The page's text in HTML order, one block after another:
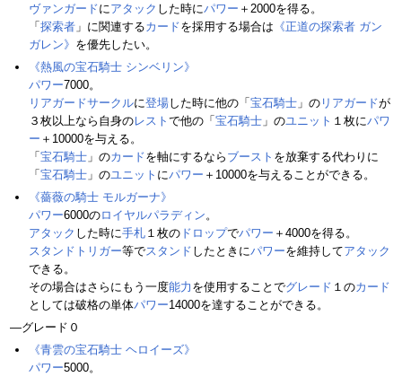
ヴァンガードにアタック した時にパワー ＋2000を得る。
「 探索者 」に関連するカードを採用する場合は 《正道の探索者 ガン
ガレン》 を優先したい。
《熱風の宝石騎士 シンベリン》
パワー7000。
リアガードサークルに登場した時に他の「 宝石騎士 」の リアガードが
３枚以上なら自身のレスト で他の「 宝石騎士 」のユニット １枚にパワ
ー ＋10000を与える。
「 宝石騎士 」のカードを軸にするなら ブースト を放棄する代わりに
「 宝石騎士 」のユニット にパワー ＋10000を与えることができる。
《薔薇の騎士 モルガーナ》
パワー6000のロイヤルパラディン 。
アタック した時に手札 １枚の ドロップでパワー ＋4000を得る。
スタンドトリガー等でスタンド したときにパワーを維持してアタック
できる。
その場合はさらにもう一度能力 を使用することでグレード １のカード
としては破格の単体パワー14000を達することができる。
―グレード０
《青雲の宝石騎士 ヘロイーズ》
パワー5000。